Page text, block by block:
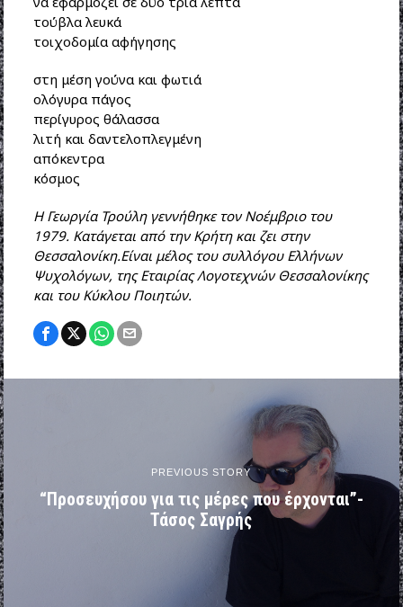
τούβλα λευκά
τοιχοδομία αφήγησης
στη μέση γούνα και φωτιά
ολόγυρα πάγος
περίγυρος θάλασσα
λιτή και δαντελοπλεγμένη
απόκεντρα
κόσμος
Η Γεωργία Τρούλη γεννήθηκε τον Νοέμβριο του
1979. Κατάγεται από την Κρήτη και ζει στην
Θεσσαλονίκη.Είναι μέλος του συλλόγου Ελλήνων
Ψυχολόγων, της Εταιρίας Λογοτεχνών Θεσσαλονίκης
και του Κύκλου Ποιητών.
PREVIOUS STORY
“Προσευχήσου για τις μέρες που έρχονται”-
Τάσος Σαγρής